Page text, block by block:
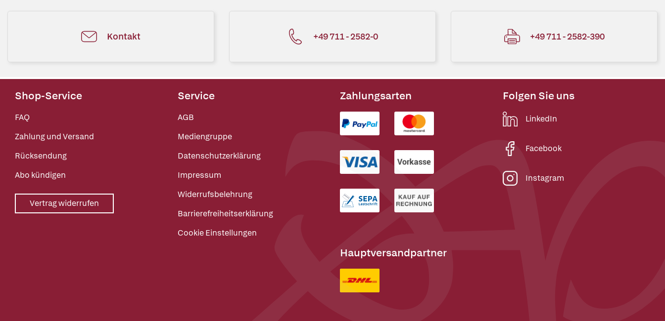
Kontakt +49 711 - 2582-0 +49 711 - 2582-390
Shop-Service
FAQ
Zahlung und Versand
Rücksendung
Abo kündigen
Vertrag widerrufen
Service
AGB
Mediengruppe
Datenschutzerklärung
Impressum
Widerrufsbelehrung
Barrierefreiheitserklärung
Cookie Einstellungen
Zahlungsarten
Hauptversandpartner
Folgen Sie uns
LinkedIn
Facebook
Instagram